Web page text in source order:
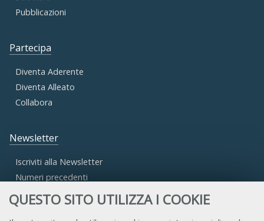
QUESTO SITO UTILIZZA I COOKIE
Pubblicazioni
Partecipa
Diventa Aderente
Diventa Alleato
Collabora
Newsletter
Iscriviti alla Newsletter
Numeri precedenti